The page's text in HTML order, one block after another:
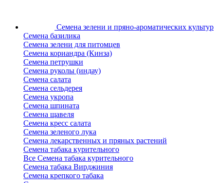
Семена зелени и пряно-ароматических культур
Семена базилика
Семена зелени для питомцев
Семена кориандра (Кинза)
Семена петрушки
Семена руколы (индау)
Семена салата
Семена сельдерея
Семена укропа
Семена шпината
Семена щавеля
Семена кресс салата
Семена зеленого лука
Семена лекарственных и пряных растений
Семена табака курительного
Все Семена табака курительного
Семена табака Вирджиния
Семена крепкого табака